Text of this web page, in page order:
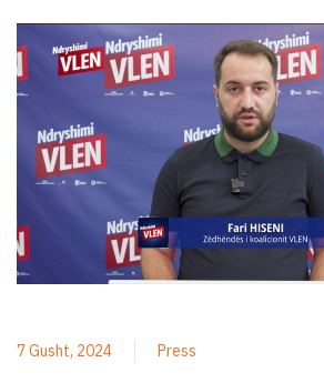
7 Gusht, 2024 Press